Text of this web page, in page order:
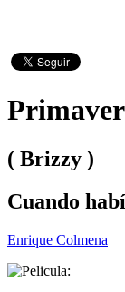
( Brizzy )
Cuando
Enrique Colmena